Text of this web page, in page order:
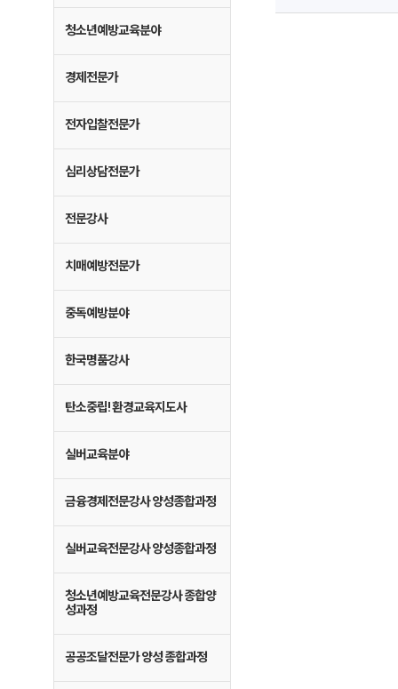
청소년예방교육분야
경제전문가
전자입찰전문가
심리상담전문가
전문강사
치매예방전문가
중독예방분야
한국명품강사
탄소중립! 환경교육지도사
실버교육분야
금융경제전문강사 양성종합과정
실버교육전문강사 양성종합과정
청소년예방교육전문강사 종합양
성과정
공공조달전문가 양성 종합과정